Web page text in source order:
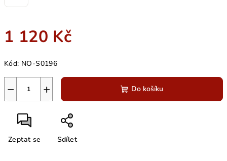
1 120 Kč
cena:
Kód: NO-S0196
+
− Do košíku
Zeptat se Sdílet